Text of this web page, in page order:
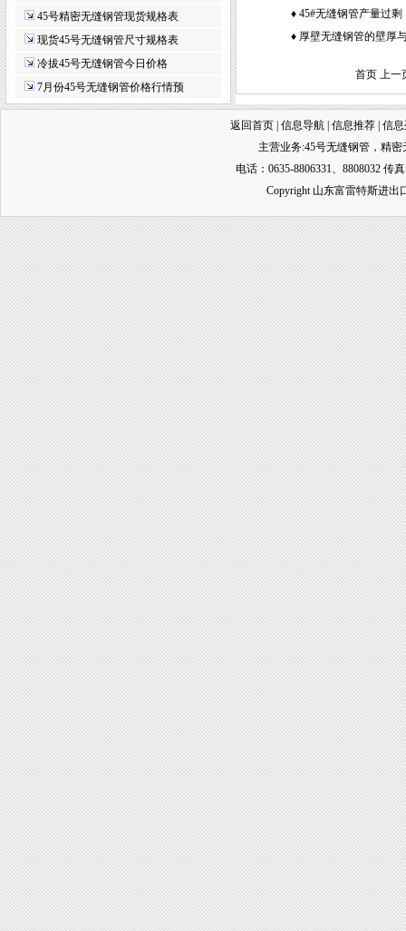
45号精密无缝钢管现货规格表
现货45号无缝钢管尺寸规格表
冷拔45号无缝钢管今日价格
7月份45号无缝钢管价格行情预
♦ 45#无缝钢管产量过
♦ 厚壁无缝钢管的壁厚
首页 上一
返回首页 信息导航 信息推荐 信
主营业务:45号无缝钢管， 精密
电话：0635-8806331、8808032 传
Copyright 山东富雷特斯进